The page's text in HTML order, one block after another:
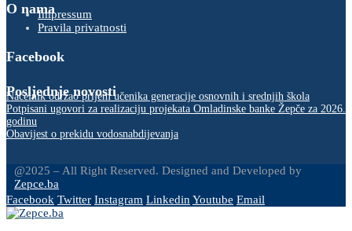
O namaImpressum
Pravila privatnosti
Facebook
Posljednje novosti
Načelnik održao prijem učenika generacije osnovnih i srednjih škola
Potpisani ugovori za realizaciju projekata Omladinske banke Žepče za 2026.
godinu
Obavijest o prekidu vodosnabdijevanja
@2025 – All Right Reserved. Designed and Developed by
Zepce.ba
Facebook Twitter Instagram Linkedin Youtube Email